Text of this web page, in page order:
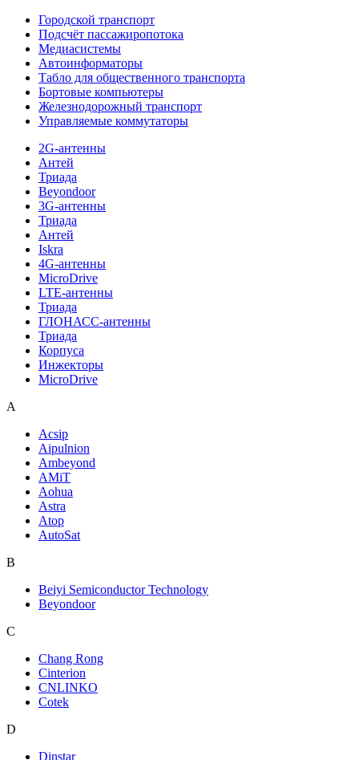
Городской транспорт
Подсчёт пассажиропотока
Медиасистемы
Автоинформаторы
Табло для общественного транспорта
Бортовые компьютеры
Железнодорожный транспорт
Управляемые коммутаторы
2G-антенны
Антей
Триада
Beyondoor
3G-антенны
Триада
Антей
Iskra
4G-антенны
MicroDrive
LTE-антенны
Триада
ГЛОНАСС-антенны
Триада
Корпуса
Инжекторы
MicroDrive
A
Acsip
Aipulnion
Ambeyond
AMiT
Aohua
Astra
Atop
AutoSat
B
Beiyi Semiconductor Technology
Beyondoor
C
Chang Rong
Cinterion
CNLINKO
Cotek
D
Dinstar